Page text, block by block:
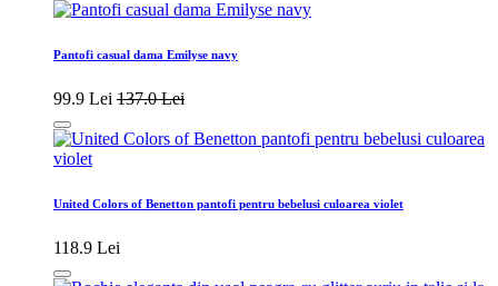
Pantofi casual dama Emilyse navy
99.9 Lei 137.0 Lei
United Colors of Benetton pantofi pentru bebelusi culoarea violet
118.9 Lei